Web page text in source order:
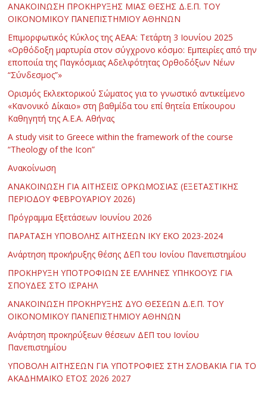
ΑΝΑΚΟΙΝΩΣΗ ΠΡΟΚΗΡΥΞΗΣ ΜΙΑΣ ΘΕΣΗΣ Δ.Ε.Π. ΤΟΥ
ΟΙΚΟΝΟΜΙΚΟΥ ΠΑΝΕΠΙΣΤΗΜΙΟΥ ΑΘΗΝΩΝ
Επιμορφωτικός Κύκλος της ΑΕΑΑ: Τετάρτη 3 Ιουνίου 2025
«Ορθόδοξη μαρτυρία στον σύγχρονο κόσμο: Εμπειρίες από την
εποποιία της Παγκόσμιας Αδελφότητας Ορθοδόξων Νέων
“Σύνδεσμος”»
Ορισμός Εκλεκτορικού Σώματος για το γνωστικό αντικείμενο
«Κανονικό Δίκαιο» στη βαθμίδα του επί θητεία Επίκουρου
Καθηγητή της Α.Ε.Α. Αθήνας
Α study visit to Greece within the framework of the course
“Theology of the Icon”
Ανακοίνωση
ΑΝΑΚΟΙΝΩΣΗ ΓΙΑ ΑΙΤΗΣΕΙΣ ΟΡΚΩΜΟΣΙΑΣ (ΕΞΕΤΑΣΤΙΚΗΣ
ΠΕΡΙΟΔΟΥ ΦΕΒΡΟΥΑΡΙΟΥ 2026)
Πρόγραμμα Εξετάσεων Ιουνίου 2026
ΠΑΡΑΤΑΣΗ ΥΠΟΒΟΛΗΣ ΑΙΤΗΣΕΩΝ ΙΚΥ ΕΚΟ 2023-2024
Ανάρτηση προκήρυξης θέσης ΔΕΠ του Ιονίου Πανεπιστημίου
ΠΡΟΚΗΡΥΞΗ ΥΠΟΤΡΟΦΙΩΝ ΣΕ ΕΛΛΗΝΕΣ ΥΠΗΚΟΟΥΣ ΓΙΑ
ΣΠΟΥΔΕΣ ΣΤΟ ΙΣΡΑΗΛ
ΑΝΑΚΟΙΝΩΣΗ ΠΡΟΚΗΡΥΞΗΣ ΔΥΟ ΘΕΣΕΩΝ Δ.Ε.Π. ΤΟΥ
ΟΙΚΟΝΟΜΙΚΟΥ ΠΑΝΕΠΙΣΤΗΜΙΟΥ ΑΘΗΝΩΝ
Ανάρτηση προκηρύξεων θέσεων ΔΕΠ του Ιονίου
Πανεπιστημίου
ΥΠΟΒΟΛΗ ΑΙΤΗΣΕΩΝ ΓΙΑ ΥΠΟΤΡΟΦΙΕΣ ΣΤΗ ΣΛΟΒΑΚΙΑ ΓΙΑ ΤΟ
ΑΚΑΔΗΜΑΪΚΟ ΕΤΟΣ 2026 2027